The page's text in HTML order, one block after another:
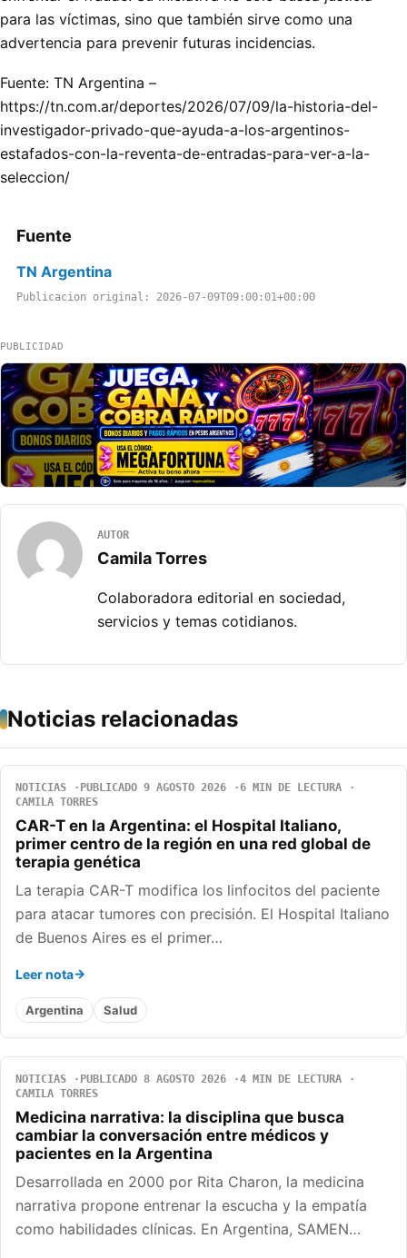
para las víctimas, sino que también sirve como una
advertencia para prevenir futuras incidencias.
Fuente: TN Argentina –
https://tn.com.ar/deportes/2026/07/09/la-historia-del-
investigador-privado-que-ayuda-a-los-argentinos-
estafados-con-la-reventa-de-entradas-para-ver-a-la-
seleccion/
Fuente
TN Argentina
Publicacion original: 2026-07-09T09:00:01+00:00
PUBLICIDAD
AUTOR
Camila Torres
Colaboradora editorial en sociedad,
servicios y temas cotidianos.
Noticias relacionadas
NOTICIAS PUBLICADO 9 AGOSTO 2026
6 MIN DE LECTURA
CAMILA TORRES
CAR-T en la Argentina: el Hospital Italiano,
primer centro de la región en una red global de
terapia genética
La terapia CAR-T modifica los linfocitos del paciente
para atacar tumores con precisión. El Hospital Italiano
de Buenos Aires es el primer…
Leer nota
Argentina Salud
NOTICIAS PUBLICADO 8 AGOSTO 2026
4 MIN DE LECTURA
CAMILA TORRES
Medicina narrativa: la disciplina que busca
cambiar la conversación entre médicos y
pacientes en la Argentina
Desarrollada en 2000 por Rita Charon, la medicina
narrativa propone entrenar la escucha y la empatía
como habilidades clínicas. En Argentina, SAMEN…